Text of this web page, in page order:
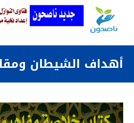
أهداف الشيطان